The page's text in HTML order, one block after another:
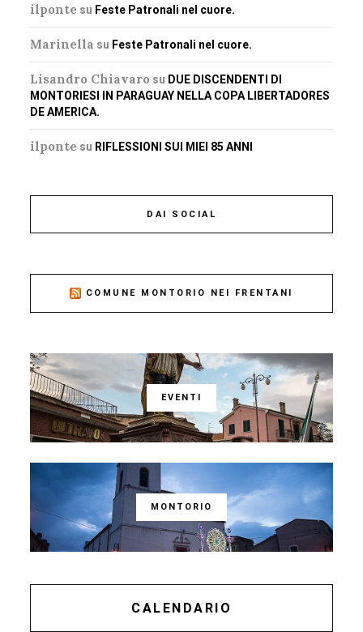
ilponte su Feste Patronali nel cuore.
Marinella su Feste Patronali nel cuore.
Lisandro Chiavaro su DUE DISCENDENTI DI
MONTORIESI IN PARAGUAY NELLA COPA LIBERTADORES
DE AMERICA.
ilponte su RIFLESSIONI SUI MIEI 85 ANNI
DAI SOCIAL
COMUNE MONTORIO NEI FRENTANI
EVENTI
MONTORIO
CALENDARIO